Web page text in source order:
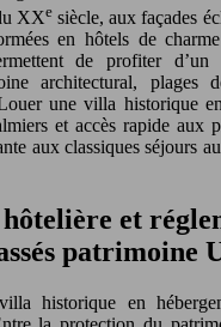
XXesiècle, aux façades
en hôtels de
de profiter d’un
architectural,
une villa historique
et accès rapide aux
aux classiques séjours
et
patrimoine
historique en